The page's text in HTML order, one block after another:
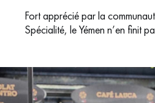
Fort apprécié par la
Spécialité, le Yémen n’en finit